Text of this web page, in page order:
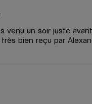
venu un soir juste
bien reçu par
réparer le fermoir